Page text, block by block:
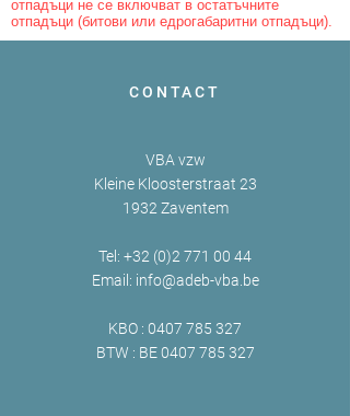
отпадъци не се включват в остатъчните
отпадъци (битови или едрогабаритни отпадъци).
CONTACT
VBA vzw
Kleine Kloosterstraat 23
1932 Zaventem
Tel: +32 (0)2 771 00 44
Email: info@adeb-vba.be
KBO : 0407 785 327
BTW : BE0407 785 327